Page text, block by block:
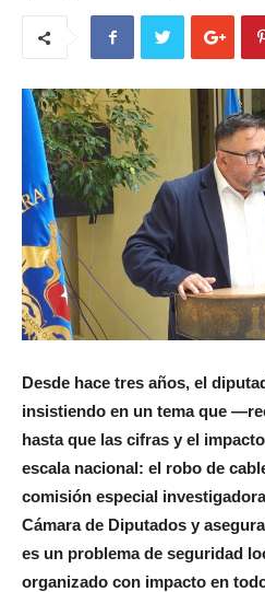
Desde hace tres años, el
insistiendo en un tema que
hasta que las cifras y el
escala nacional: el robo de
comisión especial
Cámara de Diputados y
es un problema de seguridad
organizado con impacto en